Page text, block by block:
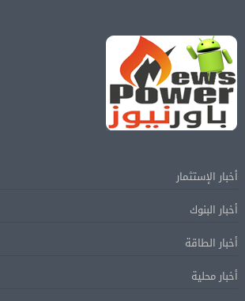
أخبار الإستثمار
أخبار البنوك
أخبار الطاقة
أخبار محلية